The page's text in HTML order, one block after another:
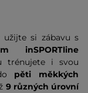
si zábavu s
inSPORTline
trénujete i svou
pěti měkkých
9 různých úrovní